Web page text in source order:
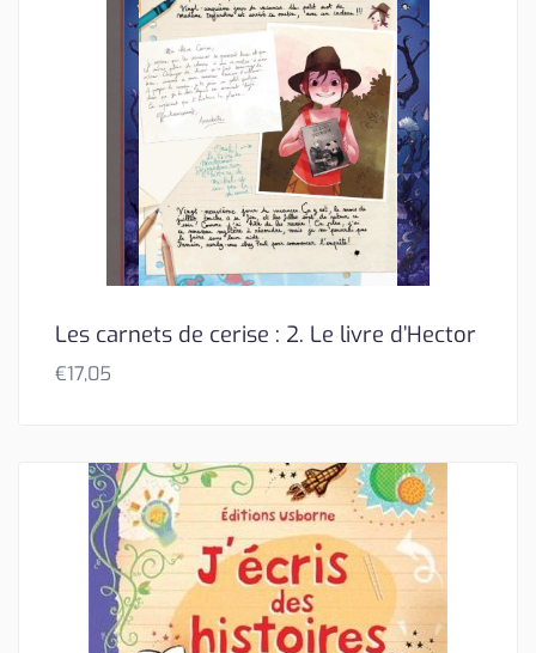
Les carnets de cerise : 2. Le livre d’Hector
€17,05